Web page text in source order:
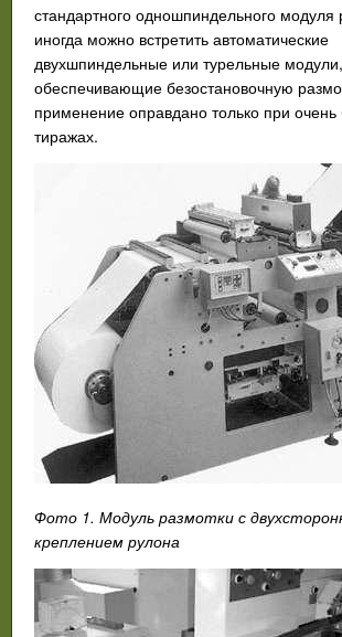
стандартного одношпиндельного модуля
иногда можно встретить автоматические
двухшпиндельные или турельные модули,
обеспечивающие безостановочную
применение оправдано только при
тиражах.
Фото 1. Модуль размотки с
креплением рулона